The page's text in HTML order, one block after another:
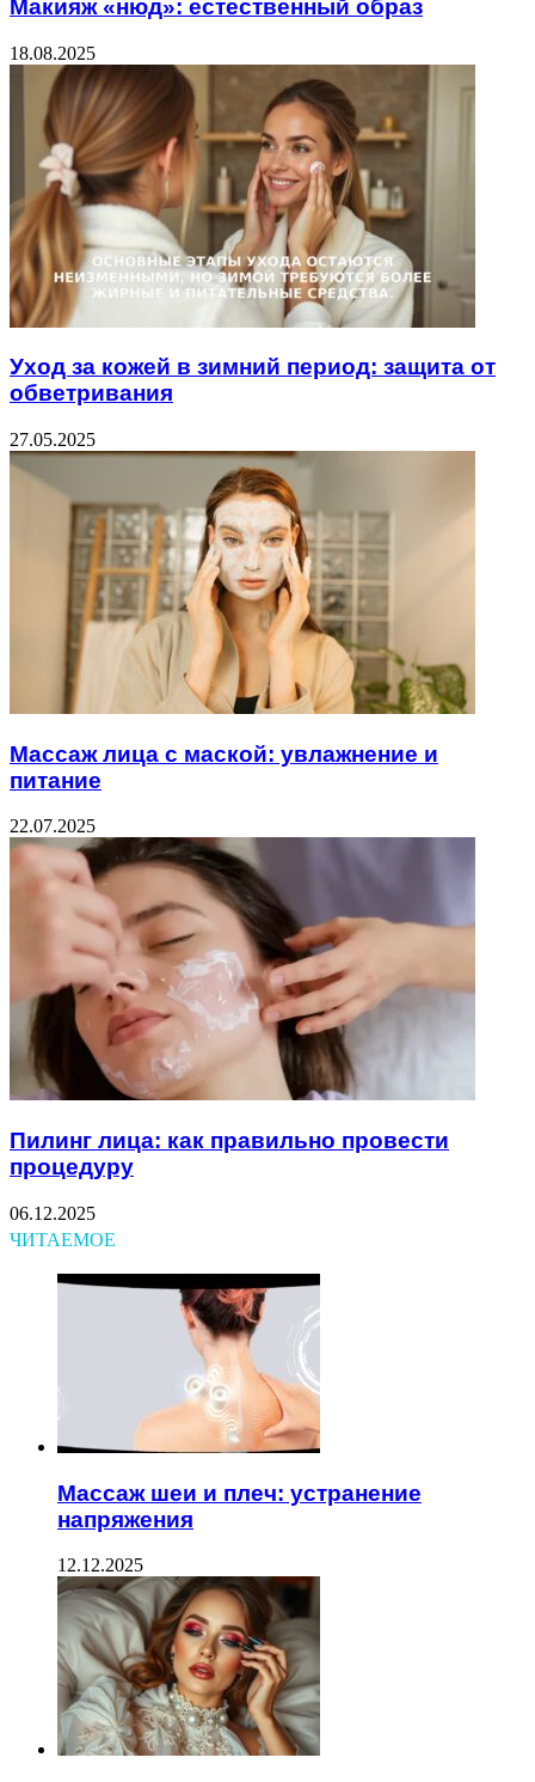
Макияж «нюд»: естественный образ
18.08.2025
Уход за кожей в зимний период: защита от
обветривания
27.05.2025
Массаж лица с маской: увлажнение и
питание
22.07.2025
Пилинг лица: как правильно провести
процедуру
06.12.2025
ЧИТАЕМОЕ
Массаж шеи и плеч: устранение
напряжения
12.12.2025